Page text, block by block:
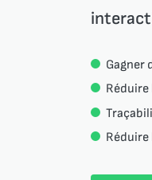
Gagner
Réduire